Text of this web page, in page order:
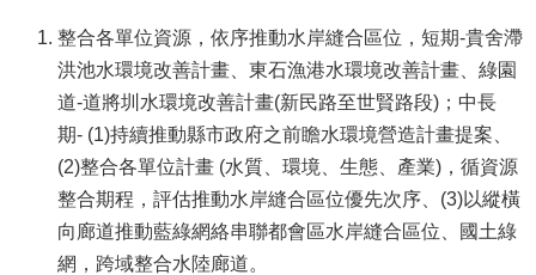
整合各單位資源，依序推動水岸縫合區位，短期-貴舍滯
洪池水環境改善計畫、東石漁港水環境改善計畫、綠園
道-道將圳水環境改善計畫(新民路至世賢路段)；中長
期- (1)持續推動縣市政府之前瞻水環境營造計畫提案、
(2)整合各單位計畫 (水質、環境、生態、產業)，循資源
整合期程，評估推動水岸縫合區位優先次序、(3)以縱橫
向廊道推動藍綠網絡串聯都會區水岸縫合區位、國土綠
網，跨域整合水陸廊道。